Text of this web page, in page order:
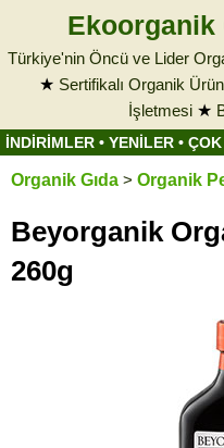
Ekoorganik
Türkiye'nin Öncü ve Lider
★ Sertifikalı Organik
İşletmesi ★
İNDİRİMLER • YENİLER •
Organik Gıda > Organik
Beyorganik
260g